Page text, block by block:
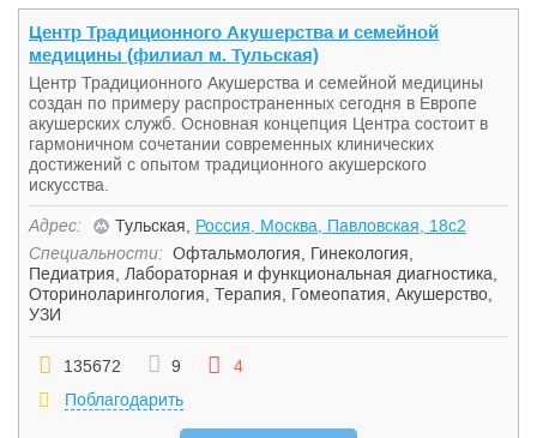
Центр Традиционного Акушерства и семейной
медицины (филиал м. Тульская)
Центр Традиционного Акушерства и семейной медицины
создан по примеру распространенных сегодня в Европе
акушерских служб. Основная концепция Центра состоит в
гармоничном сочетании современных клинических
достижений с опытом традиционного акушерского
искусства.
Адрес: Тульская, Россия, Москва, Павловская, 18с2
Специальности: Офтальмология Гинекология
Педиатрия
Лабораторная и функциональная диагностика
Оториноларингология Терапия Гомеопатия Акушерство
УЗИ
135672 9
4
Поблагодарить